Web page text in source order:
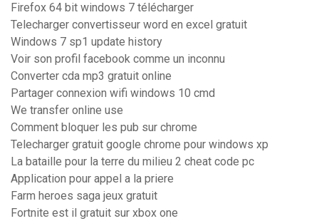
Firefox 64 bit windows 7 télécharger
Telecharger convertisseur word en excel gratuit
Windows 7 sp1 update history
Voir son profil facebook comme un inconnu
Converter cda mp3 gratuit online
Partager connexion wifi windows 10 cmd
We transfer online use
Comment bloquer les pub sur chrome
Telecharger gratuit google chrome pour windows xp
La bataille pour la terre du milieu 2 cheat code pc
Application pour appel a la priere
Farm heroes saga jeux gratuit
Fortnite est il gratuit sur xbox one